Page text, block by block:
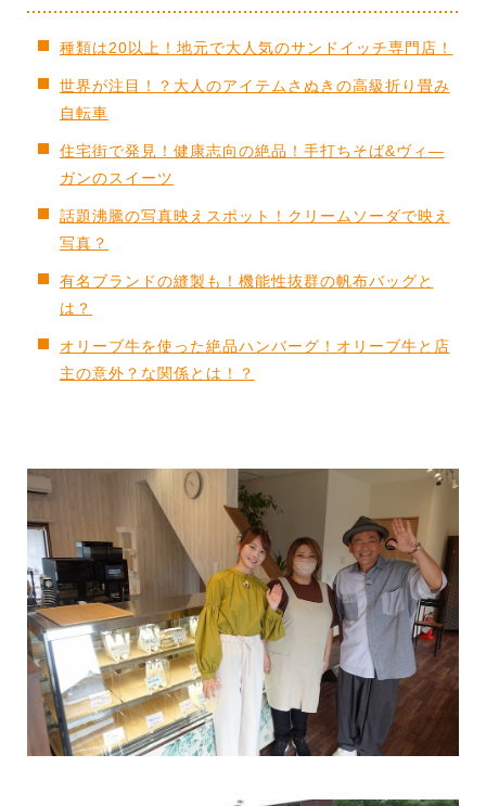
種類は20以上！地元で大人気のサンドイッチ専門店！
世界が注目！？大人のアイテムさぬきの高級折り畳み
自転車
住宅街で発見！健康志向の絶品！手打ちそば&ヴィ―
ガンのスイーツ
話題沸騰の写真映えスポット！クリームソーダで映え
写真？
有名ブランドの縫製も！機能性抜群の帆布バッグと
は？
オリーブ牛を使った絶品ハンバーグ！オリーブ牛と店
主の意外？な関係とは！？